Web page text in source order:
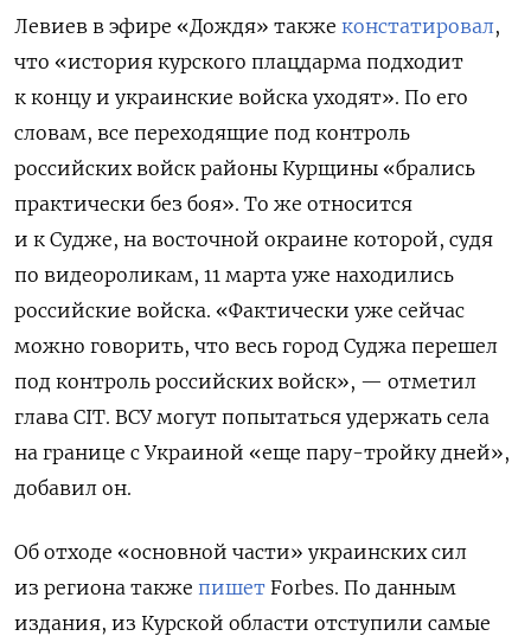
Левиев в эфире «Дождя» также констатировал,
что «история курского плацдарма подходит
к концу и украинские войска уходят». По его
словам, все переходящие под контроль
российских войск районы Курщины «брались
практически без боя». То же относится
и к Судже, на восточной окраине которой, судя
по видеороликам, 11 марта уже находились
российские войска. «Фактически уже сейчас
можно говорить, что весь город Суджа перешел
под контроль российских войск», — отметил
глава CIT. ВСУ могут попытаться удержать села
на границе с Украиной «еще пару-тройку дней»,
добавил он.
Об отходе «основной части» украинских сил
из региона также пишет Forbes. По данным
издания, из Курской области отступили самые